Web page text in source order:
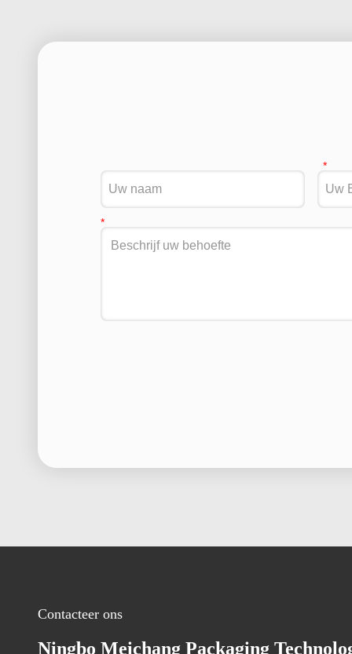
Contacteer ons
Ningbo Meichang Packaging